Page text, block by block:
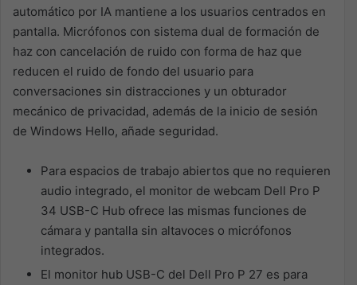
automático por IA mantiene a los usuarios centrados en
pantalla. Micrófonos con sistema dual de formación de
haz con cancelación de ruido con forma de haz que
reducen el ruido de fondo del usuario para
conversaciones sin distracciones y un obturador
mecánico de privacidad, además de la inicio de sesión
de Windows Hello, añade seguridad.
Para espacios de trabajo abiertos que no requieren
audio integrado, el monitor de webcam Dell Pro P
34 USB-C Hub ofrece las mismas funciones de
cámara y pantalla sin altavoces o micrófonos
integrados.
El monitor hub USB-C del Dell Pro P 27 es para